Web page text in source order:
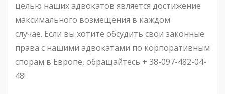
целью наших адвокатов является достижение
максимального возмещения в каждом
случае. Если вы хотите обсудить свои законные
права с нашими адвокатами по корпоративным
спорам в Европе, обращайтесь + 38-097-482-04-
48!